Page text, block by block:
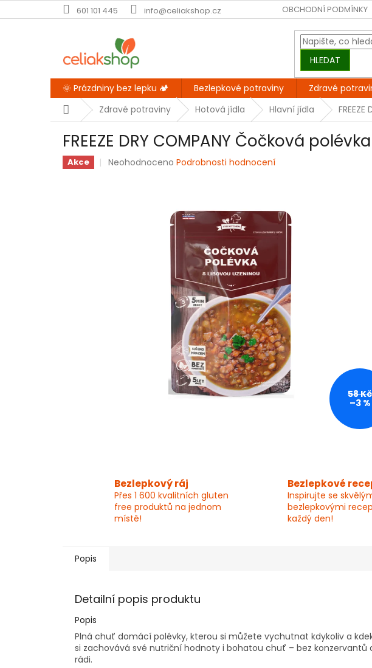
na
601 101 445 info@celiakshop.cz OBCHODNÍ PODMÍNKY
HLEDAT
🌞 Prázdniny bez lepku 🏕️ Bezlepkové potraviny Zdravé
DomůZdravé potraviny Hotová jídla Hlavní jídla
FREEZE DRY COMPANY Čočková
Akce
Průměrné
Neohodnoceno Podrobnosti hodnocení
58 Kč
–3 %
Bezlepkový ráj
Přes 1 600 kvalitních gluten
free produktů na jednom
místě!
Bezlepkové
Inspirujte se
bezlepkovými
každý den!
Popis
Detailní popis produktu
Popis
Plná chuť domácí polévky, kterou si můžete vychutnat kdykoliv a
si zachovává své nutriční hodnoty i bohatou chuť – bez konzervantů
rádi.